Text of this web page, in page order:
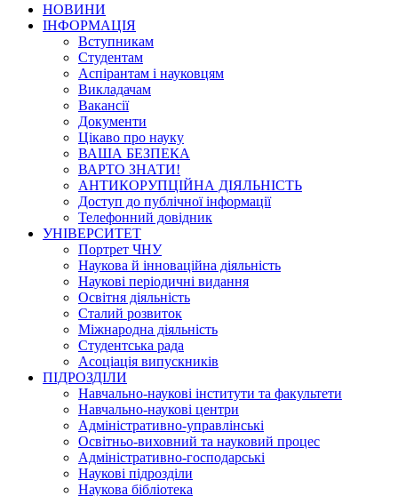
НОВИНИ
ІНФОРМАЦІЯ
Вступникам
Студентам
Аспірантам і науковцям
Викладачам
Вакансії
Документи
Цікаво про науку
ВАША БЕЗПЕКА
ВАРТО ЗНАТИ!
АНТИКОРУПЦІЙНА ДІЯЛЬНІСТЬ
Доступ до публічної інформації
Телефонний довідник
УНІВЕРСИТЕТ
Портрет ЧНУ
Наукова й інноваційна діяльність
Наукові періодичні видання
Освітня діяльність
Сталий розвиток
Міжнародна діяльність
Студентська рада
Асоціація випускників
ПІДРОЗДІЛИ
Навчально-наукові інститути та факультети
Навчально-наукові центри
Адміністративно-управлінські
Освітньо-виховний та науковий процес
Адміністративно-господарські
Наукові підрозділи
Наукова бібліотека